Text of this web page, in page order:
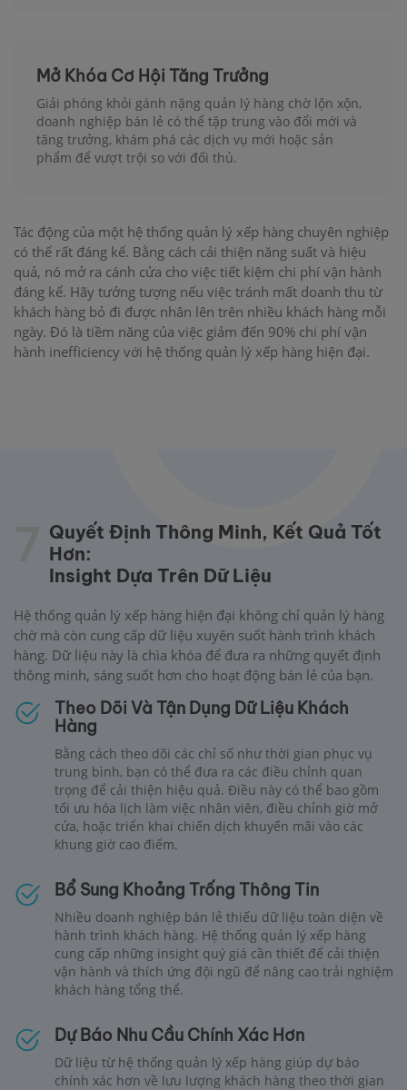
Mở Khóa Cơ Hội Tăng Trưởng
Giải phóng khỏi gánh nặng quản lý hàng chờ lộn xộn,
doanh nghiệp bán lẻ có thể tập trung vào đổi mới và
tăng trưởng, khám phá các dịch vụ mới hoặc sản
phẩm để vượt trội so với đối thủ.
Tác động của một hệ thống quản lý xếp hàng chuyên nghiệp
có thể rất đáng kể. Bằng cách cải thiện năng suất và hiệu
quả, nó mở ra cánh cửa cho việc tiết kiệm chi phí vận hành
đáng kể. Hãy tưởng tượng nếu việc tránh mất doanh thu từ
khách hàng bỏ đi được nhân lên trên nhiều khách hàng mỗi
ngày. Đó là tiềm năng của việc giảm đến 90% chi phí vận
hành inefficiency với hệ thống quản lý xếp hàng hiện đại.
Quyết Định Thông Minh, Kết Quả Tốt
Hơn:
Insight Dựa Trên Dữ Liệu
Hệ thống quản lý xếp hàng hiện đại không chỉ quản lý hàng
chờ mà còn cung cấp dữ liệu xuyên suốt hành trình khách
hàng. Dữ liệu này là chìa khóa để đưa ra những quyết định
thông minh, sáng suốt hơn cho hoạt động bán lẻ của bạn.
Theo Dõi Và Tận Dụng Dữ Liệu Khách
Hàng
Bằng cách theo dõi các chỉ số như thời gian phục vụ
trung bình, bạn có thể đưa ra các điều chỉnh quan
trọng để cải thiện hiệu quả. Điều này có thể bao gồm
tối ưu hóa lịch làm việc nhân viên, điều chỉnh giờ mở
cửa, hoặc triển khai chiến dịch khuyến mãi vào các
khung giờ cao điểm.
Bổ Sung Khoảng Trống Thông Tin
Nhiều doanh nghiệp bán lẻ thiếu dữ liệu toàn diện về
hành trình khách hàng. Hệ thống quản lý xếp hàng
cung cấp những insight quý giá cần thiết để cải thiện
vận hành và thích ứng đội ngũ để nâng cao trải nghiệm
khách hàng tổng thể.
Dự Báo Nhu Cầu Chính Xác Hơn
Dữ liệu từ hệ thống quản lý xếp hàng giúp dự báo
chính xác hơn về lưu lượng khách hàng theo thời gian